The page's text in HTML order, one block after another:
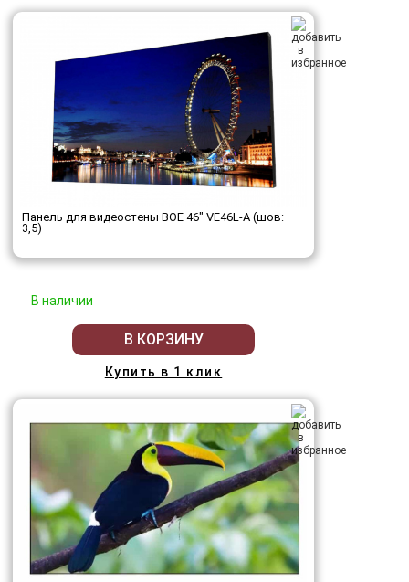
Панель для видеостены BOE 46" VE46L-A (шов:
3,5)
В наличии
В КОРЗИНУ
Купить в 1 клик